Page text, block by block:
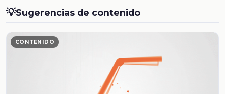
💡Sugerencias de contenido
CONTENIDO